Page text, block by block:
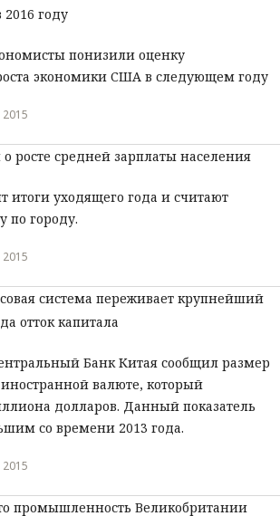
году
понизили оценку
экономики США в следующем году
росте средней зарплаты населения
итоги уходящего года и считают
по городу.
система переживает крупнейший
отток капитала
Банк Китая сообщил размер
валюте, который
долларов. Данный показатель
со времени 2013 года.
промышленность Великобритании